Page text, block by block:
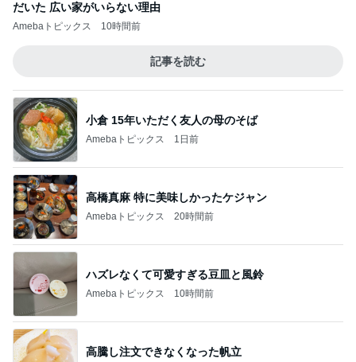
だいた 広い家がいらない理由
Amebaトピックス 10時間前
記事を読む
小倉 15年いただく友人の母のそば
Amebaトピックス 1日前
高橋真麻 特に美味しかったケジャン
Amebaトピックス 20時間前
ハズレなくて可愛すぎる豆皿と風鈴
Amebaトピックス 10時間前
高騰し注文できなくなった帆立